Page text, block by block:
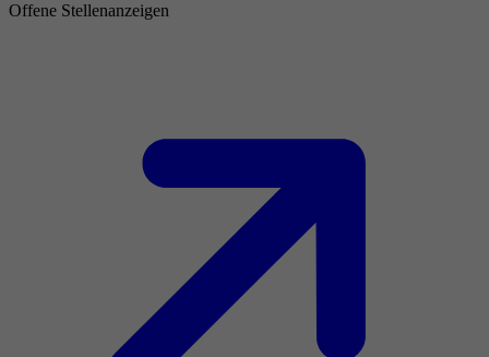
Offene Stellenanzeigen